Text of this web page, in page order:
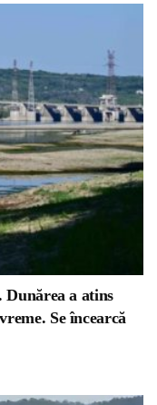
Dunărea a atins
Se încearcă